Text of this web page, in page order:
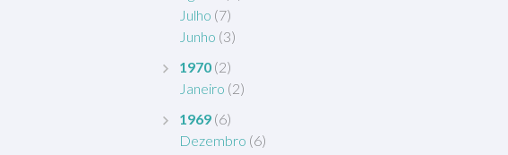
Julho (7)
Junho (3)
1970 (2)
Janeiro (2)
1969 (6)
Dezembro (6)